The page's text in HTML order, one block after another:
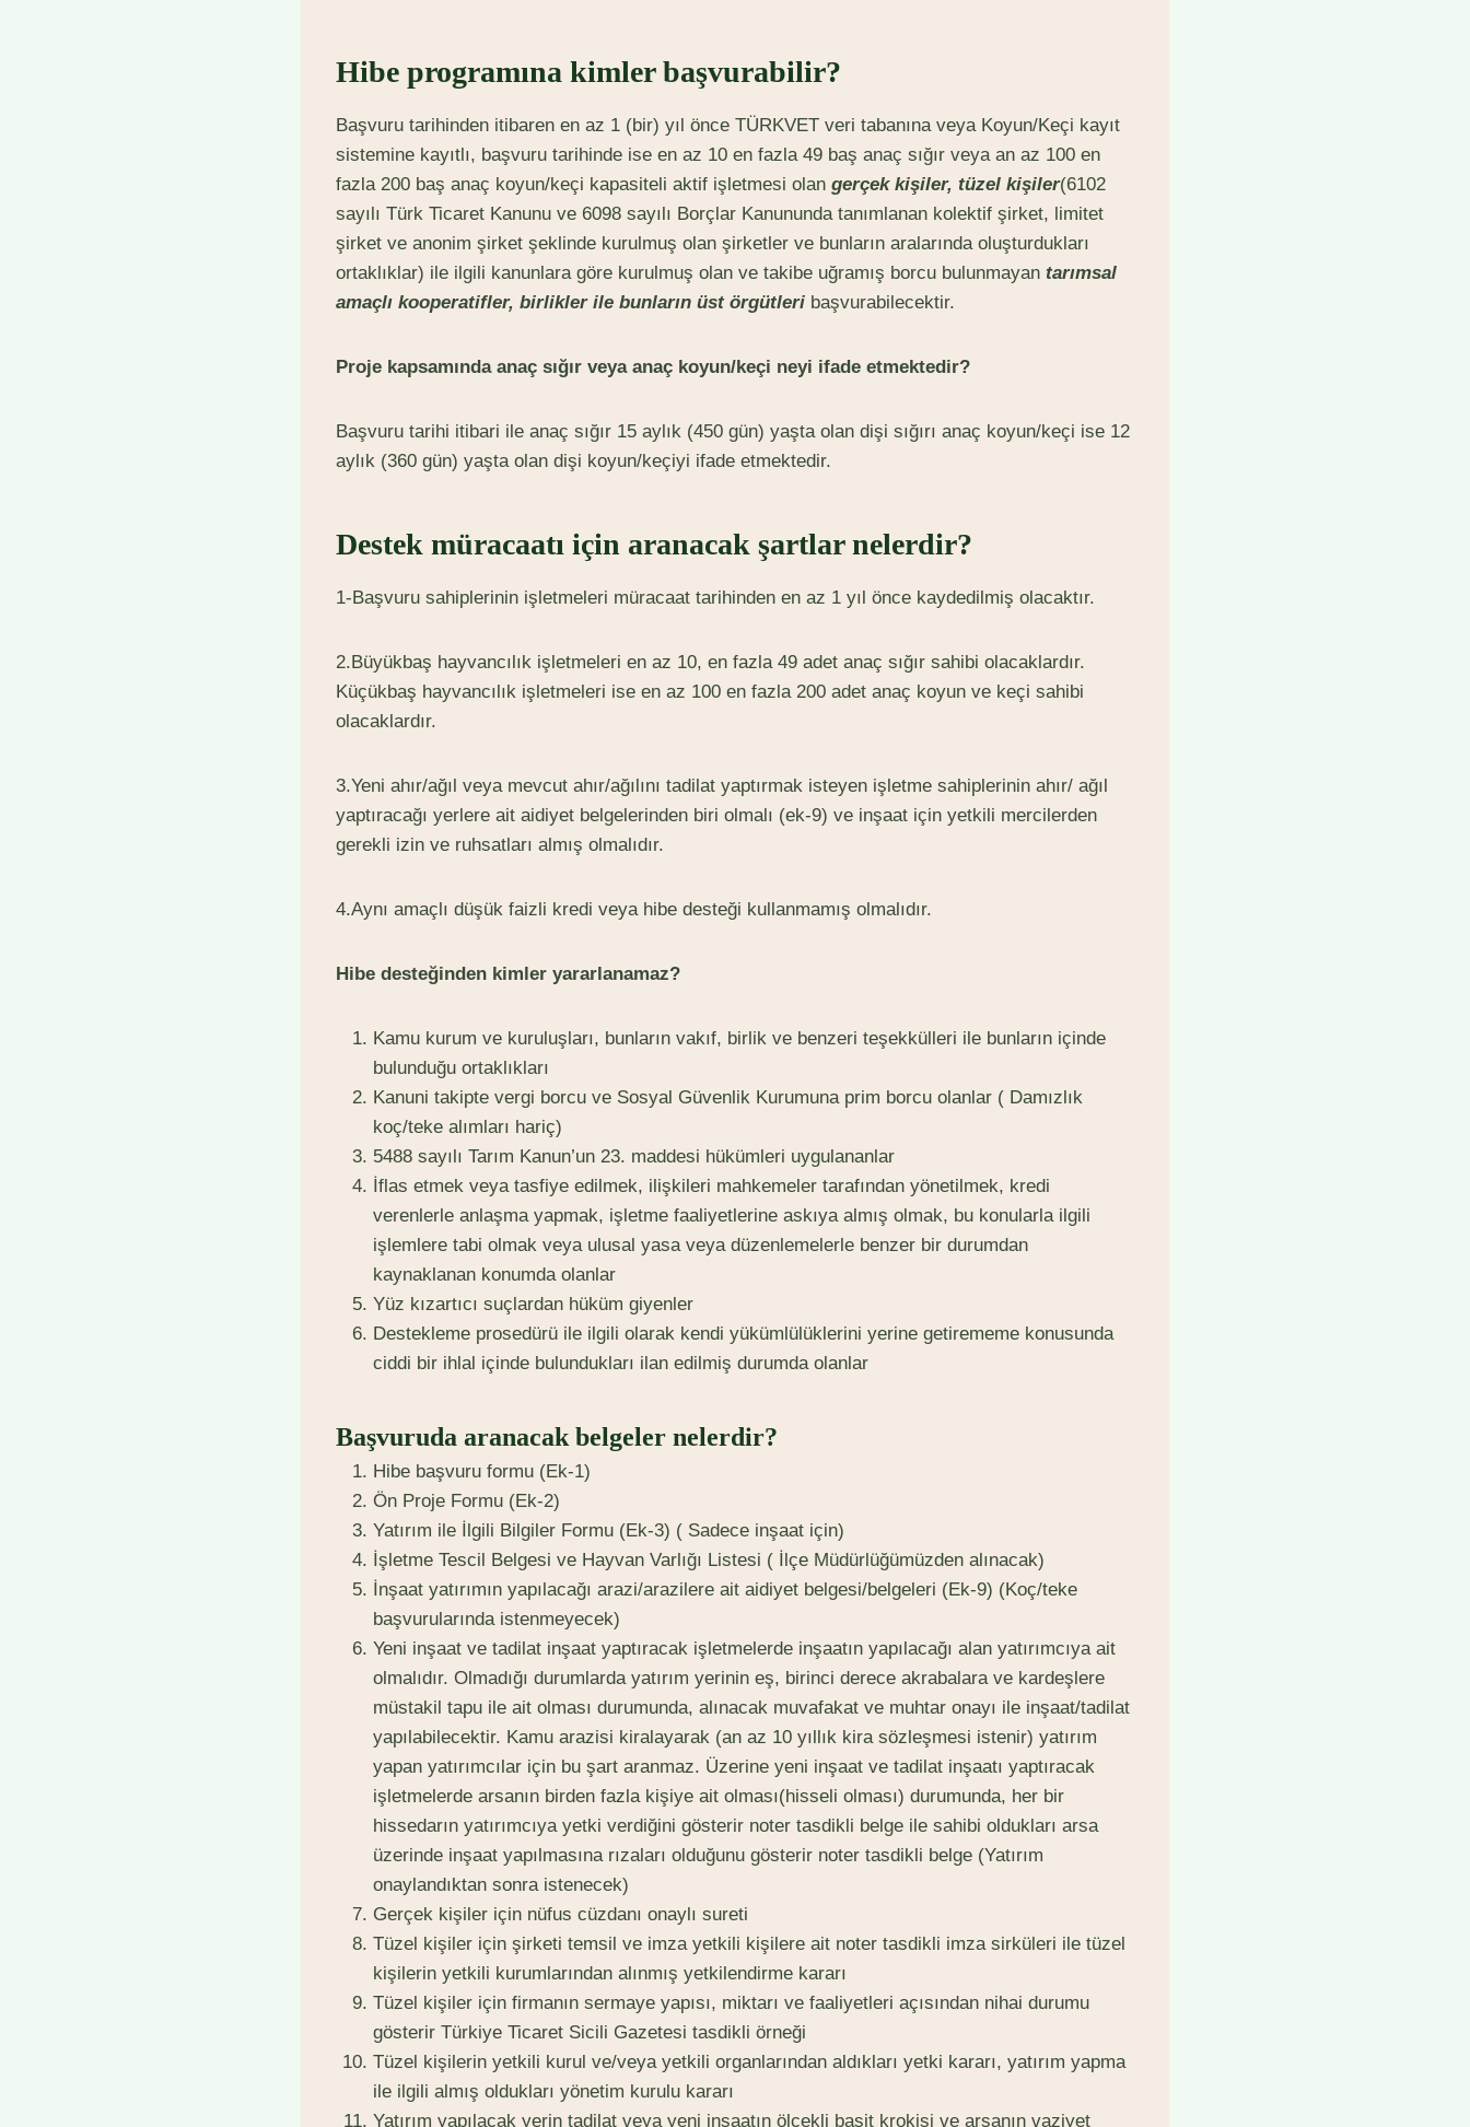
Hibe programına kimler başvurabilir?
Başvuru tarihinden itibaren en az 1 (bir) yıl önce TÜRKVET veri tabanına veya Koyun/Keçi kayıt
sistemine kayıtlı, başvuru tarihinde ise en az 10 en fazla 49 baş anaç sığır veya an az 100 en
fazla 200 baş anaç koyun/keçi kapasiteli aktif işletmesi olan gerçek kişiler, tüzel kişiler(6102
sayılı Türk Ticaret Kanunu ve 6098 sayılı Borçlar Kanununda tanımlanan kolektif şirket, limitet
şirket ve anonim şirket şeklinde kurulmuş olan şirketler ve bunların aralarında oluşturdukları
ortaklıklar) ile ilgili kanunlara göre kurulmuş olan ve takibe uğramış borcu bulunmayan tarımsal
amaçlı kooperatifler, birlikler ile bunların üst örgütleri başvurabilecektir.
Proje kapsamında anaç sığır veya anaç koyun/keçi neyi ifade etmektedir?
Başvuru tarihi itibari ile anaç sığır 15 aylık (450 gün) yaşta olan dişi sığırı anaç koyun/keçi ise 12
aylık (360 gün) yaşta olan dişi koyun/keçiyi ifade etmektedir.
Destek müracaatı için aranacak şartlar nelerdir?
1-Başvuru sahiplerinin işletmeleri müracaat tarihinden en az 1 yıl önce kaydedilmiş olacaktır.
2.Büyükbaş hayvancılık işletmeleri en az 10, en fazla 49 adet anaç sığır sahibi olacaklardır.
Küçükbaş hayvancılık işletmeleri ise en az 100 en fazla 200 adet anaç koyun ve keçi sahibi
olacaklardır.
3.Yeni ahır/ağıl veya mevcut ahır/ağılını tadilat yaptırmak isteyen işletme sahiplerinin ahır/ ağıl
yaptıracağı yerlere ait aidiyet belgelerinden biri olmalı (ek-9) ve inşaat için yetkili mercilerden
gerekli izin ve ruhsatları almış olmalıdır.
4.Aynı amaçlı düşük faizli kredi veya hibe desteği kullanmamış olmalıdır.
Hibe desteğinden kimler yararlanamaz?
Kamu kurum ve kuruluşları, bunların vakıf, birlik ve benzeri teşekkülleri ile bunların içinde
bulunduğu ortaklıkları
Kanuni takipte vergi borcu ve Sosyal Güvenlik Kurumuna prim borcu olanlar ( Damızlık
koç/teke alımları hariç)
5488 sayılı Tarım Kanun’un 23. maddesi hükümleri uygulananlar
İflas etmek veya tasfiye edilmek, ilişkileri mahkemeler tarafından yönetilmek, kredi
verenlerle anlaşma yapmak, işletme faaliyetlerine askıya almış olmak, bu konularla ilgili
işlemlere tabi olmak veya ulusal yasa veya düzenlemelerle benzer bir durumdan
kaynaklanan konumda olanlar
Yüz kızartıcı suçlardan hüküm giyenler
Destekleme prosedürü ile ilgili olarak kendi yükümlülüklerini yerine getirememe konusunda
ciddi bir ihlal içinde bulundukları ilan edilmiş durumda olanlar
Başvuruda aranacak belgeler nelerdir?
Hibe başvuru formu (Ek-1)
Ön Proje Formu (Ek-2)
Yatırım ile İlgili Bilgiler Formu (Ek-3) ( Sadece inşaat için)
İşletme Tescil Belgesi ve Hayvan Varlığı Listesi ( İlçe Müdürlüğümüzden alınacak)
İnşaat yatırımın yapılacağı arazi/arazilere ait aidiyet belgesi/belgeleri (Ek-9) (Koç/teke
başvurularında istenmeyecek)
Yeni inşaat ve tadilat inşaat yaptıracak işletmelerde inşaatın yapılacağı alan yatırımcıya ait
olmalıdır. Olmadığı durumlarda yatırım yerinin eş, birinci derece akrabalara ve kardeşlere
müstakil tapu ile ait olması durumunda, alınacak muvafakat ve muhtar onayı ile inşaat/tadilat
yapılabilecektir. Kamu arazisi kiralayarak (an az 10 yıllık kira sözleşmesi istenir) yatırım
yapan yatırımcılar için bu şart aranmaz. Üzerine yeni inşaat ve tadilat inşaatı yaptıracak
işletmelerde arsanın birden fazla kişiye ait olması(hisseli olması) durumunda, her bir
hissedarın yatırımcıya yetki verdiğini gösterir noter tasdikli belge ile sahibi oldukları arsa
üzerinde inşaat yapılmasına rızaları olduğunu gösterir noter tasdikli belge (Yatırım
onaylandıktan sonra istenecek)
Gerçek kişiler için nüfus cüzdanı onaylı sureti
Tüzel kişiler için şirketi temsil ve imza yetkili kişilere ait noter tasdikli imza sirküleri ile tüzel
kişilerin yetkili kurumlarından alınmış yetkilendirme kararı
Tüzel kişiler için firmanın sermaye yapısı, miktarı ve faaliyetleri açısından nihai durumu
gösterir Türkiye Ticaret Sicili Gazetesi tasdikli örneği
Tüzel kişilerin yetkili kurul ve/veya yetkili organlarından aldıkları yetki kararı, yatırım yapma
ile ilgili almış oldukları yönetim kurulu kararı
Yatırım yapılacak yerin tadilat veya yeni inşaatın ölçekli basit krokisi ve arsanın vaziyet